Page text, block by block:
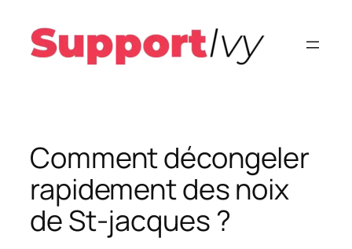
contenu
Comment décongeler
rapidement des noix
de St-jacques ?